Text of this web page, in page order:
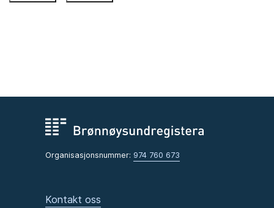
Organisasjonsnummer: 974 760 673
Kontakt oss